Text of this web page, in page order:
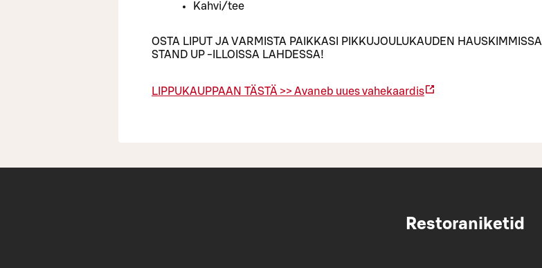
Kahvi/tee
OSTA LIPUT JA VARMISTA PAIKKASI PIKKUJOULUKAUDEN HAUSKIMMISSA
STAND UP -ILLOISSA LAHDESSA!
LIPPUKAUPPAAN TÄSTÄ >>Avaneb uues vahekaardis
Restoraniketid